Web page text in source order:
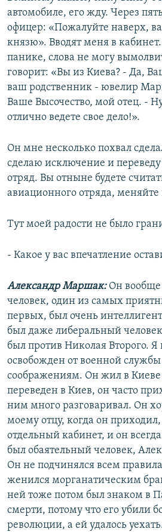
автомобиле, его жду. Через
офицер: «Пожалуйте наверх,
князю». Вводят меня в
панике, слова не могу
говорит: «Вы из Киева? - Да,
ваш родственник - ювелир
Ваше Высочество, мой отец. -
отлично ведете свое дело!».
Он мне несколько похвал
сделаю исключение и
отряд. Вы отныне будете
авиационного отряда,
Тут моей радости не было
- Какое у вас впечатление
Александр Маршак: Он
человек, один из самых
первых, был очень
был даже либеральный
был против Николая Второго.
освобожден от военной
соображениям. Он жил в Киеве
переведен в Киев, он часто
ним много разговаривал. Он
моему отцу, когда он приходил,
отдельный кабинет, и он
был обаятельный человек,
Он не подчинялся всем
женился морганатическим
ней тоже потом был знаком в
смерти, потому что его убили
революции, а ей удалось